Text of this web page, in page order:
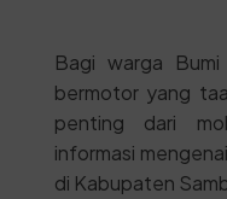
Bagi warga Bumi
bermotor yang
penting dari
informasi
di Kabupaten